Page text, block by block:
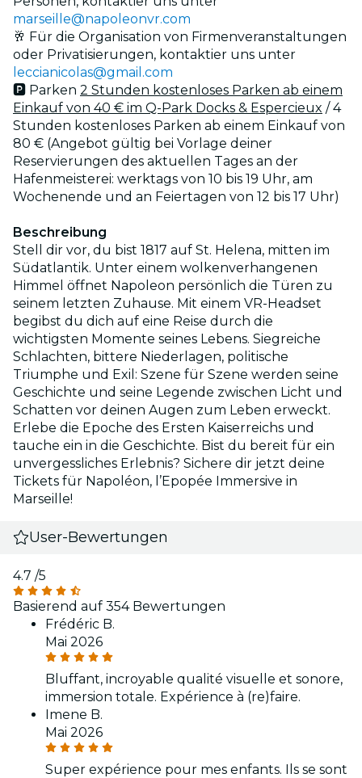
marseille@napoleonvr.com
🥂 Für die Organisation von Firmenveranstaltungen
oder Privatisierungen, kontaktier uns unter
leccianicolas@gmail.com
🅿️ Parken 2 Stunden kostenloses Parken ab einem
Einkauf von 40 € im Q-Park Docks & Espercieux / 4
Stunden kostenloses Parken ab einem Einkauf von
80 € (Angebot gültig bei Vorlage deiner
Reservierungen des aktuellen Tages an der
Hafenmeisterei: werktags von 10 bis 19 Uhr, am
Wochenende und an Feiertagen von 12 bis 17 Uhr)
Beschreibung
Stell dir vor, du bist 1817 auf St. Helena, mitten im
Südatlantik. Unter einem wolkenverhangenen
Himmel öffnet Napoleon persönlich die Türen zu
seinem letzten Zuhause. Mit einem VR-Headset
begibst du dich auf eine Reise durch die
wichtigsten Momente seines Lebens. Siegreiche
Schlachten, bittere Niederlagen, politische
Triumphe und Exil: Szene für Szene werden seine
Geschichte und seine Legende zwischen Licht und
Schatten vor deinen Augen zum Leben erweckt.
Erlebe die Epoche des Ersten Kaiserreichs und
tauche ein in die Geschichte. Bist du bereit für ein
unvergessliches Erlebnis? Sichere dir jetzt deine
Tickets für Napoléon, l’Epopée Immersive in
Marseille!
User-Bewertungen
4.7 /5
Basierend auf 354 Bewertungen
Frédéric B.
Mai 2026
Bluffant, incroyable qualité visuelle et sonore,
immersion totale. Expérience à (re)faire.
Imene B.
Mai 2026
Super expérience pour mes enfants. Ils se sont